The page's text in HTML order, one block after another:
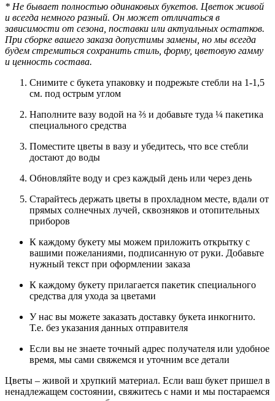
* Не бывает полностью одинаковых букетов. Цветок живой
и всегда немного разный. Он может отличаться в
зависимости от сезона, поставки или актуальных остатков.
При сборке вашего заказа допустимы замены, но мы всегда
будем стремиться сохранить стиль, форму, цветовую гамму
и ценность состава.
Снимите с букета упаковку и подрежьте стебли на 1-1,5
см. под острым углом
Наполните вазу водой на ⅔ и добавьте туда ¼ пакетика
специального средства
Поместите цветы в вазу и убедитесь, что все стебли
достают до воды
Обновляйте воду и срез каждый день или через день
Старайтесь держать цветы в прохладном месте, вдали от
прямых солнечных лучей, сквозняков и отопительных
приборов
К каждому букету мы можем приложить открытку с
вашими пожеланиями, подписанную от руки. Добавьте
нужный текст при оформлении заказа
К каждому букету прилагается пакетик специального
средства для ухода за цветами
У нас вы можете заказать доставку букета инкогнито.
Т.е. без указания данных отправителя
Если вы не знаете точный адрес получателя или удобное
время, мы сами свяжемся и уточним все детали
Цветы – живой и хрупкий материал. Если ваш букет пришел в
ненадлежащем состоянии, свяжитесь с нами и мы постараемся